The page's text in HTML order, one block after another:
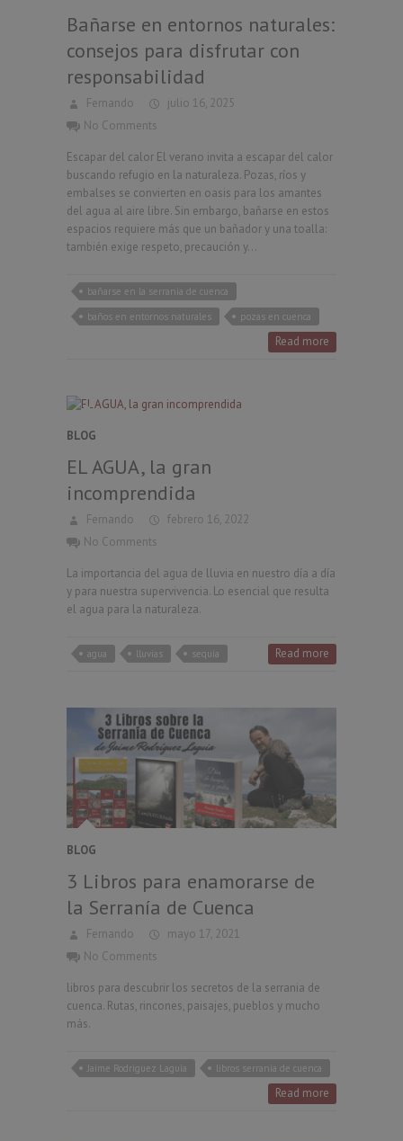
Bañarse en entornos naturales:
consejos para disfrutar con
responsabilidad
Fernando
julio 16, 2025
No Comments
Escapar del calor El verano invita a escapar del calor
buscando refugio en la naturaleza. Pozas, ríos y
embalses se convierten en oasis para los amantes
del agua al aire libre. Sin embargo, bañarse en estos
espacios requiere más que un bañador y una toalla:
también exige respeto, precaución y…
bañarse en la serrania de cuenca
baños en entornos naturales
pozas en cuenca
Read more
BLOG
EL AGUA, la gran
incomprendida
Fernando
febrero 16, 2022
No Comments
La importancia del agua de lluvia en nuestro día a día
y para nuestra supervivencia. Lo esencial que resulta
el agua para la naturaleza.
agua lluvias sequia Read more
BLOG
3 Libros para enamorarse de
la Serranía de Cuenca
Fernando
mayo 17, 2021
No Comments
libros para descubrir los secretos de la serrania de
cuenca. Rutas, rincones, paisajes, pueblos y mucho
más.
Jaime Rodriguez Laguia libros serrania de cuenca
Read more